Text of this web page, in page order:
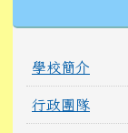
學校簡介
行政團隊